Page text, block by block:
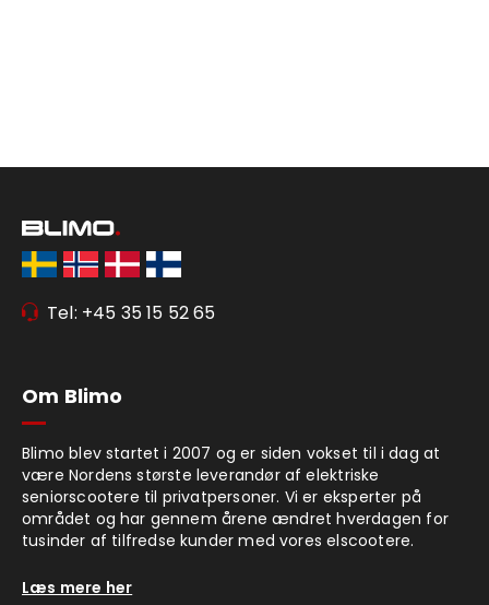
Tel: +45 35 15 52 65
Om Blimo
Blimo blev startet i 2007 og er siden vokset til i dag at
være Nordens største leverandør af elektriske
seniorscootere til privatpersoner. Vi er eksperter på
området og har gennem årene ændret hverdagen for
tusinder af tilfredse kunder med vores elscootere.
Læs mere her